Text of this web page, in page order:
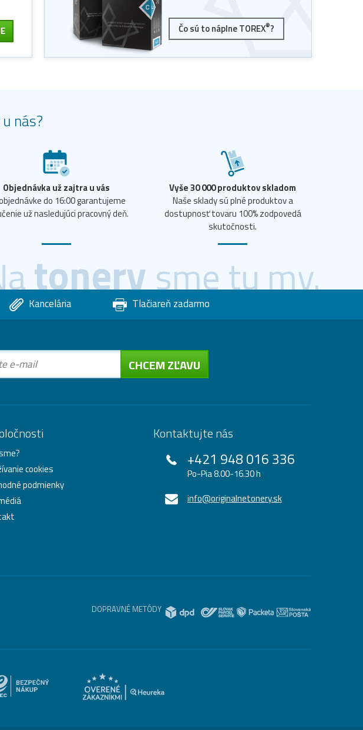
Čo sú to náplne TOREX®?
nás?
Objednávka už zajtra u vás
do 16:00 garantujeme
už nasledujúci pracovný deň.
Vyše 30 000 produktov skladom
Naše sklady sú plné produktov a
dostupnosť tovaru 100% zodpovedá
skutočnosti.
tonerysme tu my.
Kancelária Tlačiareň zadarmo
CHCEM ZĽAVU
cookies
podmienky
Kontaktujte nás
+421 948 016 336
Po-Pia 8.00-16.30 h
info@originalnetonery.sk
DOPRAVNÉ METÓDY